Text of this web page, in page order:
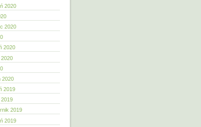
2020
2020
2020
2020
2019
2019
2019
2019